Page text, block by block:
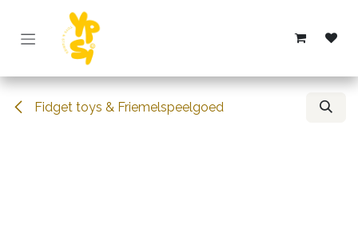
Overslaan naar inhoud
Fidget toys & Friemelspeelgoed